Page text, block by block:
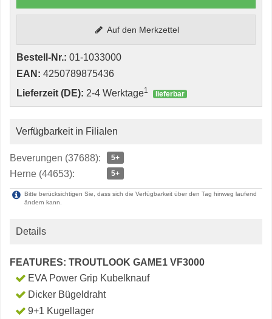
Auf den Merkzettel
Bestell-Nr.: 01-1033000
EAN: 4250789875436
Lieferzeit (DE): 2-4 Werktage1 lieferbar
Verfügbarkeit in Filialen
Beverungen (37688): 5+
Herne (44653): 5+
Bitte berücksichtigen Sie, dass sich die Verfügbarkeit über den Tag hinweg laufend
ändern kann.
Details
FEATURES: TROUTLOOK GAME1 VF3000
EVA Power Grip Kubelknauf
Dicker Bügeldraht
9+1 Kugellager